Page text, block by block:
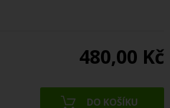
480,00 Kč